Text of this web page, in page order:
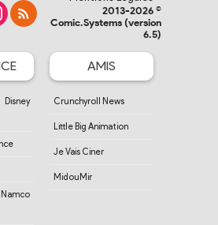
2013-2026 ©
Comic.Systems (version
6.5)
AMIS
Crunchyroll News
Little Big Animation
Je Vais Ciner
MidouMir